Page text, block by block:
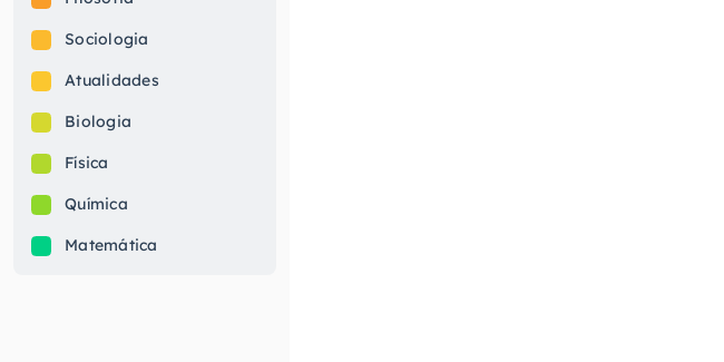
Sociologia
Atualidades
Biologia
Física
Química
Matemática